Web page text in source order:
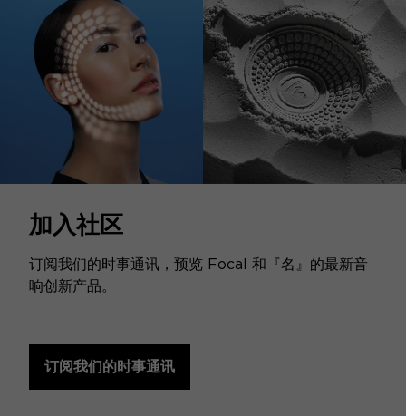
加入社区
订阅我们的时事通讯，预览 Focal 和『名』的最新音
响创新产品。
订阅我们的时事通讯